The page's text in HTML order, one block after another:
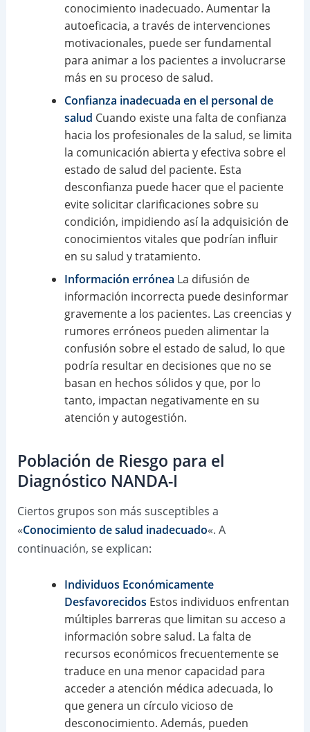
conocimiento inadecuado. Aumentar la
autoeficacia, a través de intervenciones
motivacionales, puede ser fundamental
para animar a los pacientes a involucrarse
más en su proceso de salud.
Confianza inadecuada en el personal de
salud Cuando existe una falta de confianza
hacia los profesionales de la salud, se limita
la comunicación abierta y efectiva sobre el
estado de salud del paciente. Esta
desconfianza puede hacer que el paciente
evite solicitar clarificaciones sobre su
condición, impidiendo así la adquisición de
conocimientos vitales que podrían influir
en su salud y tratamiento.
Información errónea La difusión de
información incorrecta puede desinformar
gravemente a los pacientes. Las creencias y
rumores erróneos pueden alimentar la
confusión sobre el estado de salud, lo que
podría resultar en decisiones que no se
basan en hechos sólidos y que, por lo
tanto, impactan negativamente en su
atención y autogestión.
Población de Riesgo para el
Diagnóstico NANDA-I
Ciertos grupos son más susceptibles a
«Conocimiento de salud inadecuado«. A
continuación, se explican:
Individuos Económicamente
Desfavorecidos Estos individuos enfrentan
múltiples barreras que limitan su acceso a
información sobre salud. La falta de
recursos económicos frecuentemente se
traduce en una menor capacidad para
acceder a atención médica adecuada, lo
que genera un círculo vicioso de
desconocimiento. Además, pueden